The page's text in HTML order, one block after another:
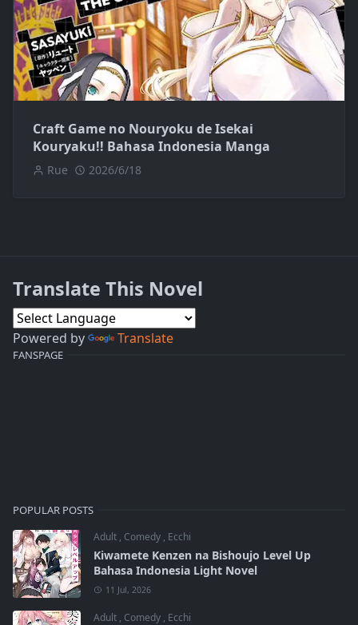
Craft Game no Nouryoku de Isekai
Kouryaku!! Bahasa Indonesia Manga
Rue 2026/6/18
Translate This Novel
Powered by Translate
FANSPAGE
POPULAR POSTS
Adult , Comedy , Ecchi
Kiwamete Kenzen na Bishoujo Level Up
Bahasa Indonesia Light Novel
11 Jul, 2026
Adult , Comedy , Ecchi